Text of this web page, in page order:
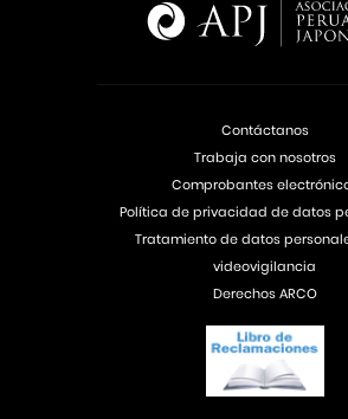
Contáctanos
Trabaja con nosotros
Comprobantes
Política de privacidad de datos
Tratamiento de datos
videovigilancia
Derechos ARCO